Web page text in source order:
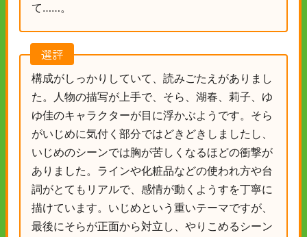
て……。
選評
構成がしっかりしていて、読みごたえがありまし
た。人物の描写が上手で、そら、湖春、莉子、ゆ
ゆ佳のキャラクターが目に浮かぶようです。そら
がいじめに気付く部分ではどきどきしましたし、
いじめのシーンでは胸が苦しくなるほどの衝撃が
ありました。ラインや化粧品などの使われ方や台
詞がとてもリアルで、感情が動くようすを丁寧に
描けています。いじめという重いテーマですが、
最後にそらが正面から対立し、やりこめるシーン